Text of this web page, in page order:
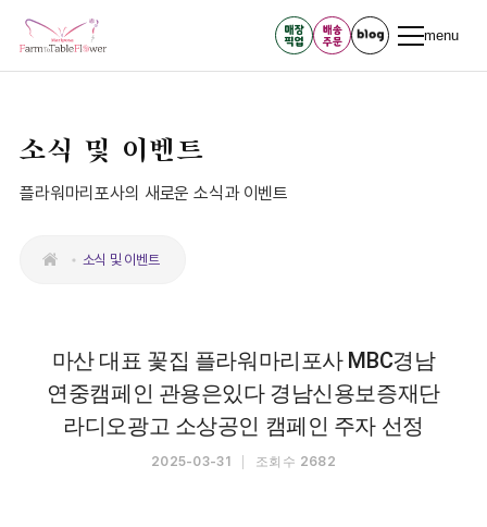
menu
소식 및 이벤트
플라워마리포사의 새로운 소식과 이벤트
소식 및 이벤트
마산 대표 꽃집 플라워마리포사 MBC경남
연중캠페인 관용은있다 경남신용보증재단
라디오광고 소상공인 캠페인 주자 선정
2025-03-31 조회수 2682